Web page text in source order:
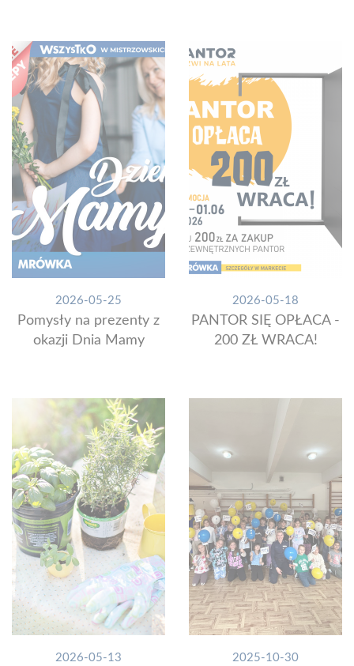
2026-05-25
Pomysły na prezenty z
okazji Dnia Mamy
2026-05-18
PANTOR SIĘ OPŁACA -
200 ZŁ WRACA!
2026-05-13 2025-10-30